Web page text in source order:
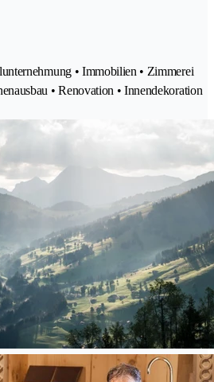
• Immobilien • Zimmerei
• Renovation • Innendekoration